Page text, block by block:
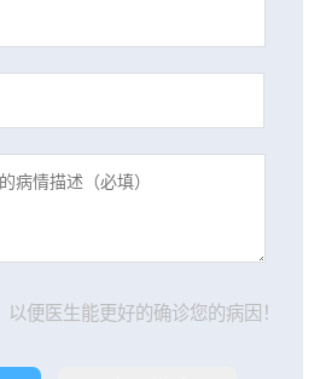
便医生能更好的确诊您的病因！